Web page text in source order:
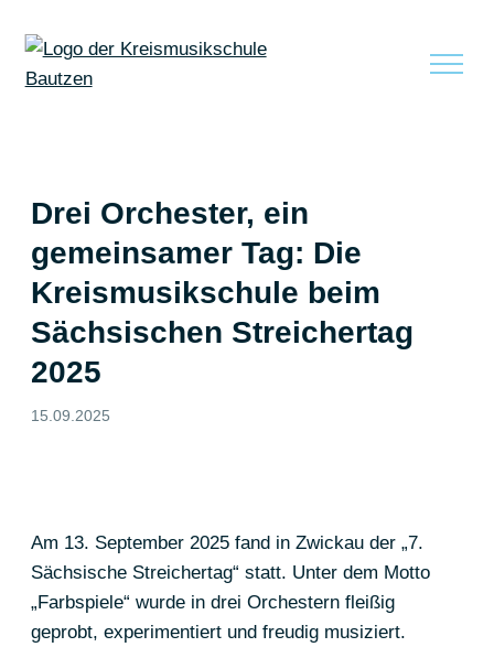
Drei Orchester, ein
gemeinsamer Tag: Die
Kreismusikschule beim
Sächsischen Streichertag
2025
15.09.2025
Am 13. September 2025 fand in Zwickau der „7.
Sächsische Streichertag“ statt. Unter dem Motto
„Farbspiele“ wurde in drei Orchestern fleißig
geprobt, experimentiert und freudig musiziert.